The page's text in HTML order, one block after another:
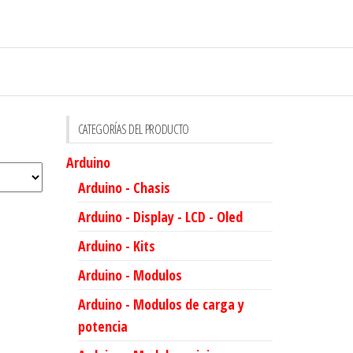
CATEGORÍAS DEL PRODUCTO
Arduino
Arduino - Chasis
Arduino - Display - LCD - Oled
Arduino - Kits
Arduino - Modulos
Arduino - Modulos de carga y
potencia